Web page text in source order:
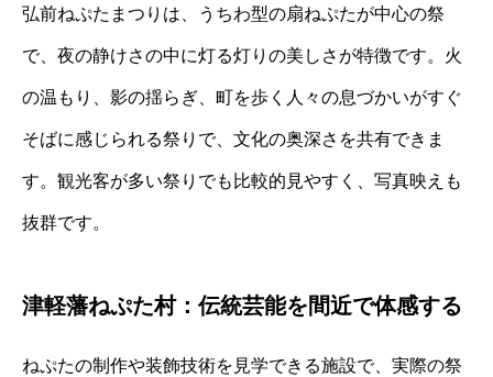
弘前ねぷたまつりは、うちわ型の扇ねぷたが中心の祭
で、夜の静けさの中に灯る灯りの美しさが特徴です。火
の温もり、影の揺らぎ、町を歩く人々の息づかいがすぐ
そばに感じられる祭りで、文化の奥深さを共有できま
す。観光客が多い祭りでも比較的見やすく、写真映えも
抜群です。
津軽藩ねぷた村：伝統芸能を間近で体感する
ねぷたの制作や装飾技術を見学できる施設で、実際の祭